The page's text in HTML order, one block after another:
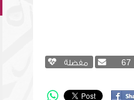
67 مفضلة